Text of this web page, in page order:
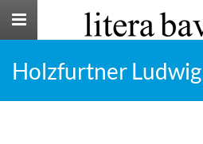
Toggle
Holzfurtner Ludwig